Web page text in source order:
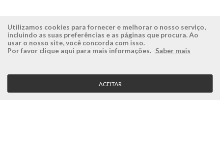
ÉSISTEMAS
Empresa
Visão, Missão e Valores
ÁREA RESERVADA
Login
Recuperar Password
Utilizamos cookies para fornecer e melhorar o nosso serviço,
incluindo as suas preferências e as páginas que procura. Ao
usar o nosso site, você concorda com isso.
Por favor clique aqui para mais informações. Saber mais
ACEITAR